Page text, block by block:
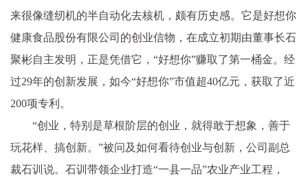
来很像缝纫机的半自动化去核机，颇有历史感。它是好想你
健康食品股份有限公司的创业信物，在成立初期由董事长石
聚彬自主发明，正是凭借它，“好想你”赚取了第一桶金。经
过29年的创新发展，如今“好想你”市值超40亿元，获取了近
200项专利。
“创业，特别是草根阶层的创业，就得敢于想象，善于
玩花样、搞创新。”被问及如何看待创业与创新，公司副总
裁石训说。石训带领企业打造“一县一品”农业产业工程，